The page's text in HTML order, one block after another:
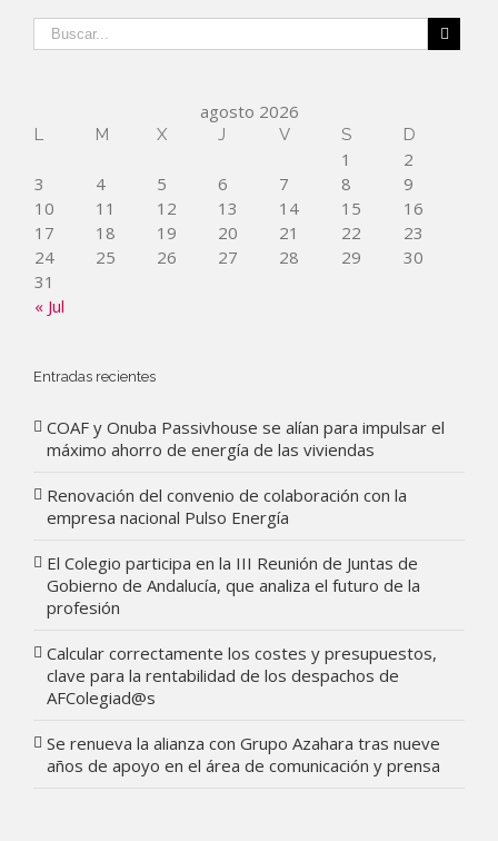
agosto 2026
L M X J V S D
« Jul
1
2
3
4 5 6 7 8
9
10
11 12 13 14 15
16
17
18 19 20 21 22
23
24
25 26 27 28 29
30
31
Entradas recientes
COAF y Onuba Passivhouse se alían para impulsar el
máximo ahorro de energía de las viviendas
Renovación del convenio de colaboración con la
empresa nacional Pulso Energía
El Colegio participa en la III Reunión de Juntas de
Gobierno de Andalucía, que analiza el futuro de la
profesión
Calcular correctamente los costes y presupuestos,
clave para la rentabilidad de los despachos de
AFColegiad@s
Se renueva la alianza con Grupo Azahara tras nueve
años de apoyo en el área de comunicación y prensa